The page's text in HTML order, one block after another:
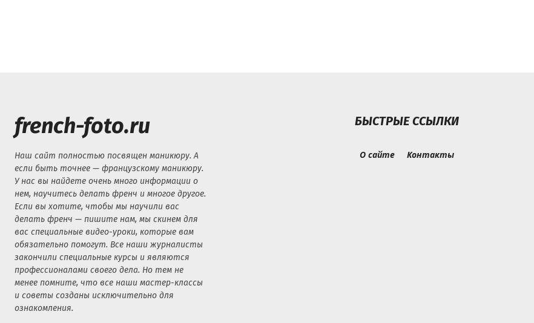
french-foto.ru
Наш сайт полностью посвящен маникюру. А
если быть точнее — французскому маникюру.
У нас вы найдете очень много информации о
нем, научитесь делать френч и многое другое.
Если вы хотите, чтобы мы научили вас
делать френч — пишите нам, мы скинем для
вас специальные видео-уроки, которые вам
обязательно помогут. Все наши журналисты
закончили специальные курсы и являются
профессионалами своего дела. Но тем не
менее помните, что все наши мастер-классы
и советы созданы исключительно для
ознакомления.
БЫСТРЫЕ ССЫЛКИ
О сайте Контакты